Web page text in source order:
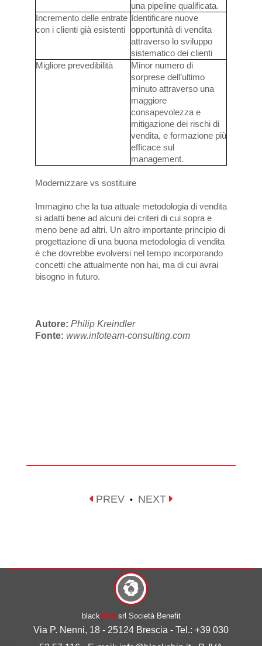
una pipeline qualificata.
Incremento delle entrate
con i clienti già esistenti
Identificare nuove
opportunità di vendita
attraverso lo sviluppo
sistematico dei clienti
Migliore prevedibilità
Minor numero di
sorprese dell’ultimo
minuto attraverso una
maggiore
consapevolezza e
mitigazione dei rischi di
vendita, e formazione più
efficace sul
management.
Modernizzare vs sostituire
Immagino che la tua attuale metodologia di vendita
si adatti bene ad alcuni dei criteri di cui sopra e
meno bene ad altri. Un altro importante principio di
progettazione di una buona metodologia di vendita
è che dovrebbe evolversi nel tempo incorporando
concetti che attualmente non hai, ma di cui avrai
bisogno in futuro.
Autore: Philip Kreindler
Fonte: www.infoteam-consulting.com
PREV • NEXT
blackshipsrl Società Benefit
Via P. Nenni, 18 - 25124 Brescia - Tel.: +39 030